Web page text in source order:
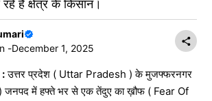
हैं क्षेत्र के किसान।
-December 1, 2025
उत्तर प्रदेश ( Uttar Pradesh ) के मुजफ्फरनगर
में हफ्ते भर से एक तेंदुए का ख़ौफ ( Fear Of